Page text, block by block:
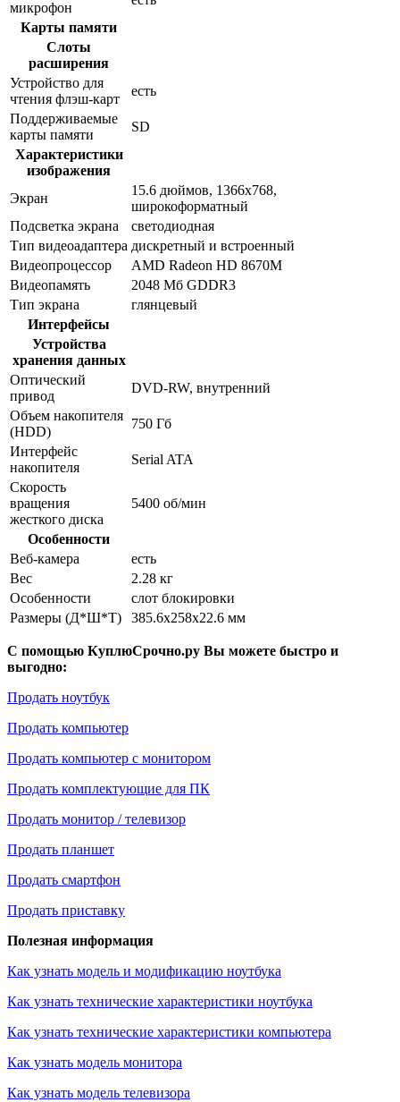
микрофон
Карты памяти
Слоты
расширения
Устройство для
чтения флэш-карт
есть
Поддерживаемые
карты памяти
SD
Характеристики
изображения
Экран
15.6 дюймов, 1366x768,
широкоформатный
Подсветка экрана
светодиодная
Тип видеоадаптера дискретный и встроенный
Видеопроцессор
AMD Radeon HD 8670M
Видеопамять
2048 Мб GDDR3
Тип экрана
глянцевый
Интерфейсы
Устройства
хранения данных
Оптический
привод
DVD-RW, внутренний
Объем накопителя
(HDD)
750 Гб
Интерфейс
накопителя
Serial ATA
Скорость
вращения
жесткого диска
5400 об/мин
Особенности
Веб-камера
есть
Вес
2.28 кг
Особенности
слот блокировки
Размеры (Д*Ш*Т)
385.6x258x22.6 мм
С помощью КуплюСрочно.ру Вы можете быстро и
выгодно:
Продать ноутбук
Продать компьютер
Продать компьютер с монитором
Продать комплектующие для ПК
Продать монитор / телевизор
Продать планшет
Продать смартфон
Продать приставку
Полезная информация
Как узнать модель и модификацию ноутбука
Как узнать технические характеристики ноутбука
Как узнать технические характеристики компьютера
Как узнать модель монитора
Как узнать модель телевизора